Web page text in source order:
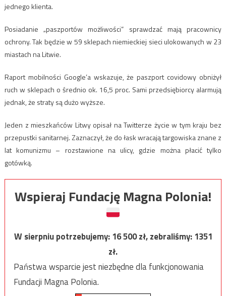
jednego klienta.
Posiadanie „paszportów możliwości” sprawdzać mają pracownicy
ochrony. Tak będzie w 59 sklepach niemieckiej sieci ulokowanych w 23
miastach na Litwie.
Raport mobilności Google’a wskazuje, że paszport covidowy obniżył
ruch w sklepach o średnio ok. 16,5 proc. Sami przedsiębiorcy alarmują
jednak, że straty są dużo wyższe.
Jeden z mieszkańców Litwy opisał na Twitterze życie w tym kraju bez
przepustki sanitarnej. Zaznaczył, że do łask wracają targowiska znane z
lat komunizmu – rozstawione na ulicy, gdzie można płacić tylko
gotówką.
Wspieraj Fundację Magna Polonia!
W sierpniu potrzebujemy:16 500zł, zebraliśmy:1351
zł.
Państwa wsparcie jest niezbędne dla funkcjonowania
Fundacji Magna Polonia.